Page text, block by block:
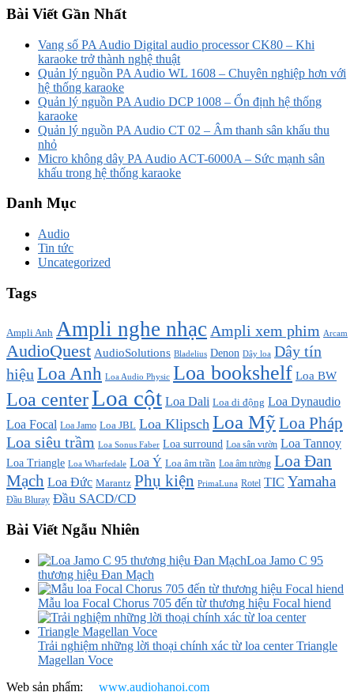
Bài Viết Gần Nhất
Vang số PA Audio Digital audio processor CK80 – Khi
karaoke trở thành nghệ thuật
Quản lý nguồn PA Audio WL 1608 – Chuyên nghiệp hơn với
hệ thống karaoke
Quản lý nguồn PA Audio DCP 1008 – Ổn định hệ thống
karaoke
Quản lý nguồn PA Audio CT 02 – Âm thanh sân khấu thu
nhỏ
Micro không dây PA Audio ACT-6000A – Sức mạnh sân
khấu trong hệ thống karaoke
Danh Mục
Audio
Tin tức
Uncategorized
Tags
Ampli Anh Ampli nghe nhạc Ampli xem phim Arcam
AudioQuest AudioSolutions Bladelius Denon Dây loa Dây tín
hiệu Loa Anh Loa Audio Physic Loa bookshelf Loa BW
Loa centerLoa cột Loa Dali Loa di động Loa Dynaudio
Loa Focal Loa Jamo Loa JBL Loa Klipsch Loa MỹLoa Pháp
Loa siêu trầm Loa Sonus Faber Loa surround Loa sân vườn Loa Tannoy
Loa Triangle Loa Wharfedale Loa Ý Loa âm trần Loa âm tường Loa Đan
Mạch Loa Đức Marantz Phụ kiện PrimaLuna Rotel TIC Yamaha
Đầu Bluray Đầu SACD/CD
Bài Viết Ngẫu Nhiên
Loa Jamo C 95
thương hiệu Đan Mạch
Mẫu loa Focal Chorus 705 đến từ thương hiệu Focal hiend
Trải nghiệm những lời thoại chính xác từ loa center Triangle
Magellan Voce
Web sản phẩm: www.audiohanoi.com